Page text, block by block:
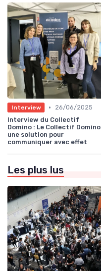
Interview •
26/06/2025
Interview du Collectif
Domino : Le Collectif Domino
une solution pour
communiquer avec effet
Les plus lus